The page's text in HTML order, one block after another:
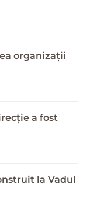
organizații
a fost
la Vadul